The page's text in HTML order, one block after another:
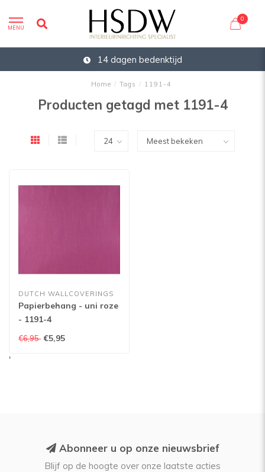
MENU
0
14 dagen bedenktijd
Home / Tags / 1191-4
Producten getagd met 1191-4
DUTCH WALLCOVERINGS
Papierbehang - uni roze
- 1191-4
€6,95 €5,95
'
Abonneer u op onze nieuwsbrief
Blijf op de hoogte over onze laatste acties